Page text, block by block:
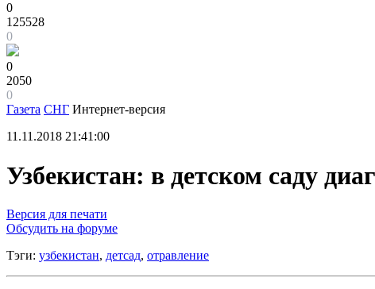
0
125528
0
0
2050
0
Газета СНГ Интернет-версия
11.11.2018 21:41:00
Узбекистан: в детском саду
Версия для печати
Обсудить на форуме
Тэги: узбекистан, детсад, отравление